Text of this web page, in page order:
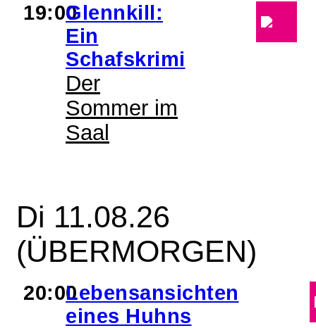
19:00Glennkill:
Ein
Schafskrimi
Der
Sommer im
Saal
Di 11.08.26
(ÜBERMORGEN)
20:00Lebensansichten
eines Huhns